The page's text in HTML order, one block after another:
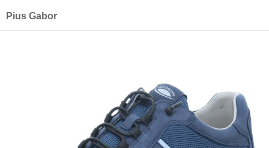
Pius Gabor